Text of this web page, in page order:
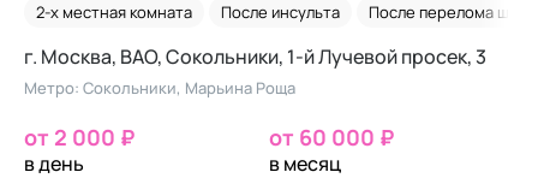
2-х местная комната После инсульта После перелома
г. Москва, ВАО, Сокольники, 1-й Лучевой просек, 3
Метро: Сокольники, Марьина Роща
от 2 000 ₽
в день
от 60 000 ₽
в месяц